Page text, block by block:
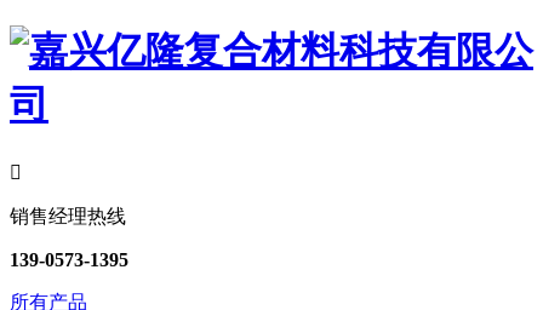

销售经理热线
139-0573-1395
所有产品